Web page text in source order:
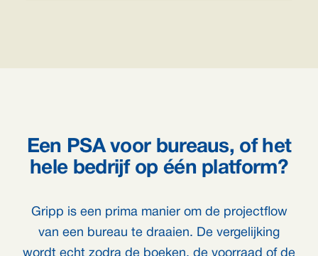
Een PSA voor bureaus, of het
hele bedrijf op één platform?
Gripp is een prima manier om de projectflow
van een bureau te draaien. De vergelijking
wordt echt zodra de boeken, de voorraad of de